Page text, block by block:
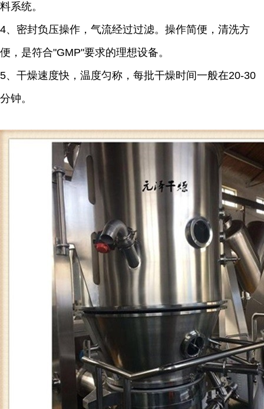
料系统。
4、密封负压操作，气流经过过滤。操作简便，清洗方
便，是符合"GMP"要求的理想设备。
5、干燥速度快，温度匀称，每批干燥时间一般在20-30
分钟。